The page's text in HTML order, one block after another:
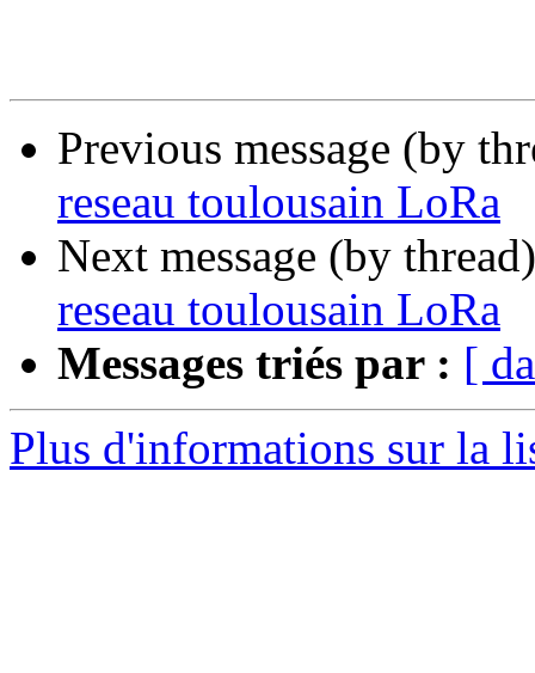
Previous message (by
reseau toulousain LoRa
Next message (by
reseau toulousain LoRa
Messages triés par : [
Plus d'informations sur la